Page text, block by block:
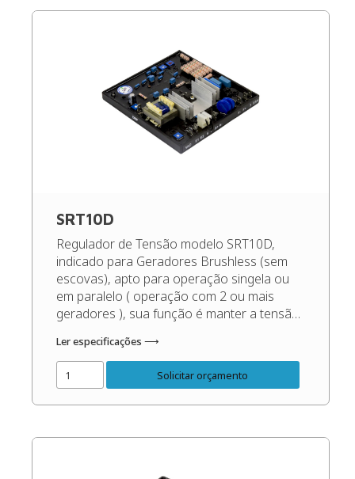
SRT10D
Regulador de Tensão modelo SRT10D,
indicado para Geradores Brushless (sem
escovas), apto para operação singela ou
em paralelo ( operação com 2 ou mais
geradores ), sua função é manter a tensão
independente das oscilações de carga e
rotação, dentro dos patamares corretos do
gerador. Código do Produto: 48526 […]
Ler especificações ⟶
Solicitar orçamento